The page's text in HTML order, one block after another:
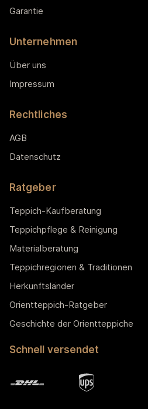
Garantie
Unternehmen
Über uns
Impressum
Rechtliches
AGB
Datenschutz
Ratgeber
Teppich-Kaufberatung
Teppichpflege & Reinigung
Materialberatung
Teppichregionen & Traditionen
Herkunftsländer
Orientteppich-Ratgeber
Geschichte der Orientteppiche
Schnell versendet